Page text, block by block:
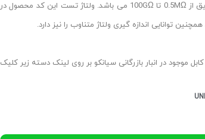
فوق العاده و قابلیت اندازه گیری مقاومت عایق از 0.5MΩ تا 100GΩ می باشد. ولتاژ تست این کد محصول در
موجود در انبار بازرگانی سیانکو بر روی لینک دسته زیر کلیک